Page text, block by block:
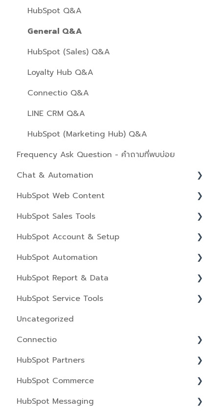
Import & Export
Records
Deals
Tasks
GDPR
Companies
Projects
Segment Messaging
Initial Setup
Data Management
Auto Messaging
ลงทะเบียนเพื่อดู LINE CRM VDOs Training
Introduction
Custom QR Code
Message
1:1 Chat
Report
Activity and Billing
API
Line CRM Training
LINE CRM
Members Setting
Reward Setting
Reports
Product Setting
Overview
Account Setting Up
Forms
Campaigns
Marketing Email
CTAs
Scoring
Social
Ads
Files
HubSpot Q&A
General Q&A
HubSpot (Sales) Q&A
Loyalty Hub Q&A
Connectio Q&A
LINE CRM Q&A
HubSpot (Marketing Hub) Q&A
Frequency Ask Question - คำถามที่พบบ่อย
Chat & Automation
Workflows
Inbox
Chatflow
Sequences
Feedback Surveys
HubSpot Web Content
Website Pages
Domains & URLs
Blog
Website & Landing Pages
Design Manager
Landing Pages
SEO
HubSpot Sales Tools
Templates & Sequences
Documents
Playbooks
Prospecting
Products & Quotes
Forecast
Snippets
Meetings
Smart Deal Progression
HubSpot Account & Setup
Integrations
Tracking Code
Account Management
User Management
Account Security
Privacy & Consent
Billing
HubSpot Automation
Workflows
HubSpot Report & Data
Reports
Analytics Tool
Dashboards
Data Management
Goals
HubSpot Service Tools
Tickets
Knowledge Base
Feedback Surveys
Help Desk
Uncategorized
Connectio
Overview
HubSpot Partners
Partner tools
HubSpot Commerce
Quotes
HubSpot Messaging